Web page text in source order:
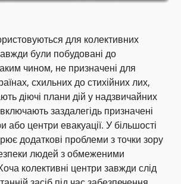
для колективних
були побудовані до
чином, не призначені для
схильних до стихійних лих,
діючі плани дій у надзвичайних
заздалегідь призначені
або центри евакуації. У більшості
додаткові проблеми з точки зору
людей з обмеженими
колективні центри завжди слід